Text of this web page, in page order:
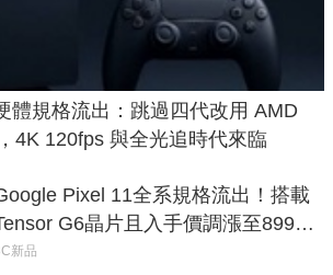
體規格流出：跳過四代改用 AMD
4K 120fps 與全光追時代來臨
Pixel 11全系規格流出！搭載
G6晶片且入手價調漲至899美
新品